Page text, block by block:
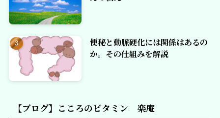
便秘と動脈硬化には関係はあるの
か。その仕組みを解説
【ブログ】こころのビタミン 楽庵